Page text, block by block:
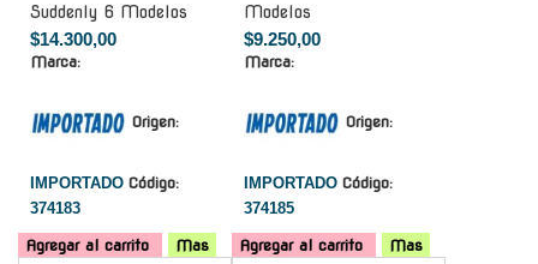
Suddenly 6 Modelos
$14.300,00
Marca:
Origen:
IMPORTADO Código:
374183
Agregar al carrito Mas
Modelos
$9.250,00
Marca:
Origen:
IMPORTADO Código:
374185
Agregar al carrito
Mas